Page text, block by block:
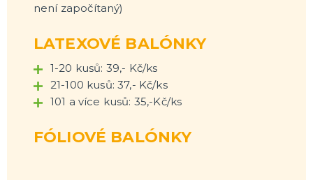
není započítaný)
LATEXOVÉ BALÓNKY
1-20 kusů: 39,- Kč/ks
21-100 kusů: 37,- Kč/ks
101 a více kusů: 35,-Kč/ks
FÓLIOVÉ BALÓNKY